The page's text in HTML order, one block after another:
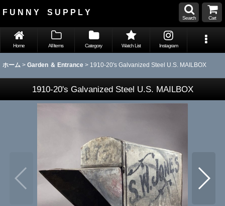
F U N N Y S U P P L Y
Search Cart
Home All Items Category Watch List Instagram
ホーム > Garden ＆ Entrance > 1910-20's Galvanized Steel U.S. MAILBOX
1910-20's Galvanized Steel U.S. MAILBOX